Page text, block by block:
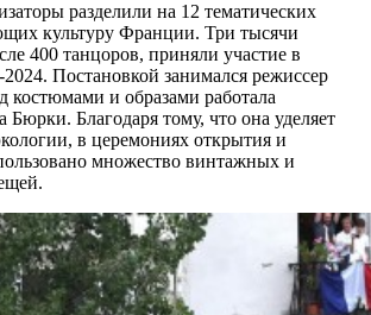
разделили на 12 тематических
культуру Франции. Три тысячи
400 танцоров, приняли участие в
Постановкой занимался режиссер
и образами работала
Бюрки. Благодаря тому, что она уделяет
в церемониях открытия и
множество винтажных и